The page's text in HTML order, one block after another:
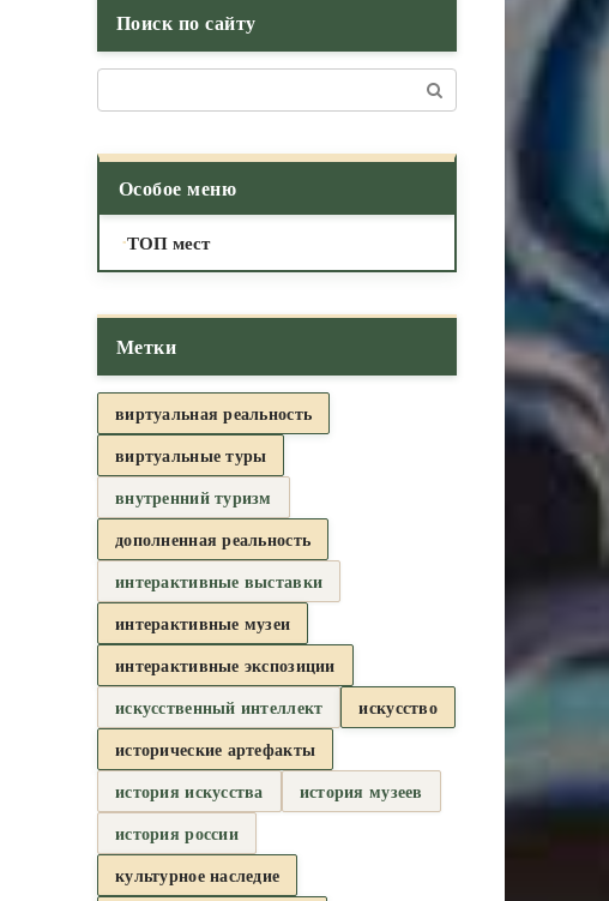
Поиск по сайту
Особое меню
ТОП мест
Метки
виртуальная реальность
виртуальные туры
внутренний туризм
дополненная реальность
интерактивные выставки
интерактивные музеи
интерактивные экспозиции
искусственный интеллект
искусство
исторические артефакты
история искусства
история музеев
история россии
культурное наследие